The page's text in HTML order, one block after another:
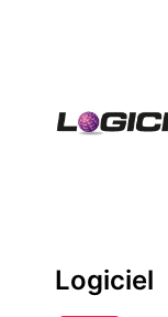
Logiciel